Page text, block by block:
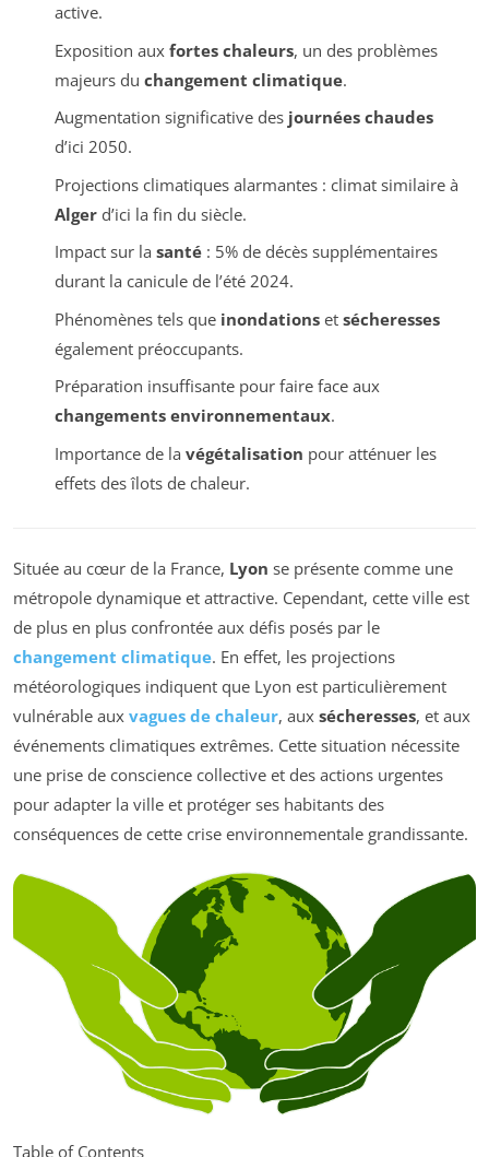
active.
Exposition aux fortes chaleurs, un des problèmes
majeurs du changement climatique.
Augmentation significative des journées chaudes
d’ici 2050.
Projections climatiques alarmantes : climat similaire à
Algerd’ici la fin du siècle.
Impact sur la santé: 5% de décès supplémentaires
durant la canicule de l’été 2024.
Phénomènes tels que inondationset sécheresses
également préoccupants.
Préparation insuffisante pour faire face aux
changements environnementaux.
Importance de la végétalisation pour atténuer les
effets des îlots de chaleur.
Située au cœur de la France, Lyon se présente comme une
métropole dynamique et attractive. Cependant, cette ville est
de plus en plus confrontée aux défis posés par le
changement climatique. En effet, les projections
météorologiques indiquent que Lyon est particulièrement
vulnérable aux vagues de chaleur, aux sécheresses, et aux
événements climatiques extrêmes. Cette situation nécessite
une prise de conscience collective et des actions urgentes
pour adapter la ville et protéger ses habitants des
conséquences de cette crise environnementale grandissante.
Table of Contents